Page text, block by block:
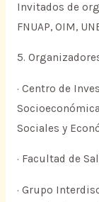
Invitados de
FNUAP, OIM,
5.
· Centro de
Sociales y
· Facultad de
· Grupo